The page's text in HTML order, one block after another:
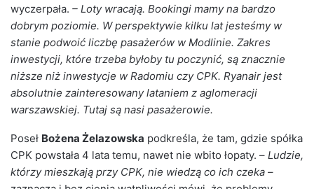
wyczerpała. – Loty wracają. Bookingi mamy na bardzo
dobrym poziomie. W perspektywie kilku lat jesteśmy w
stanie podwoić liczbę pasażerów w Modlinie. Zakres
inwestycji, które trzeba byłoby tu poczynić, są znacznie
niższe niż inwestycje w Radomiu czy CPK. Ryanair jest
absolutnie zainteresowany lataniem z aglomeracji
warszawskiej. Tutaj są nasi pasażerowie.
Poseł Bożena Żelazowska podkreśla, że tam, gdzie spółka
CPK powstała 4 lata temu, nawet nie wbito łopaty. – Ludzie,
którzy mieszkają przy CPK, nie wiedzą co ich czeka –